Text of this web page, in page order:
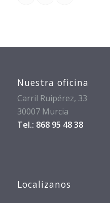
Nuestra oficina
Carril Ruipérez, 33
30007 Murcia
Tel.: 868 95 48 38
Localizanos